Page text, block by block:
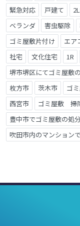
緊急対応
戸建て
ベランダ
害虫駆除
ゴミ屋敷片付け
エア
社宅
文化住宅 1R
堺市堺区にてゴミ屋敷
枚方市
茨木市 ゴ
西宮市
ゴミ屋敷 掃
豊中市でゴミ屋敷の処
吹田市内のマンション